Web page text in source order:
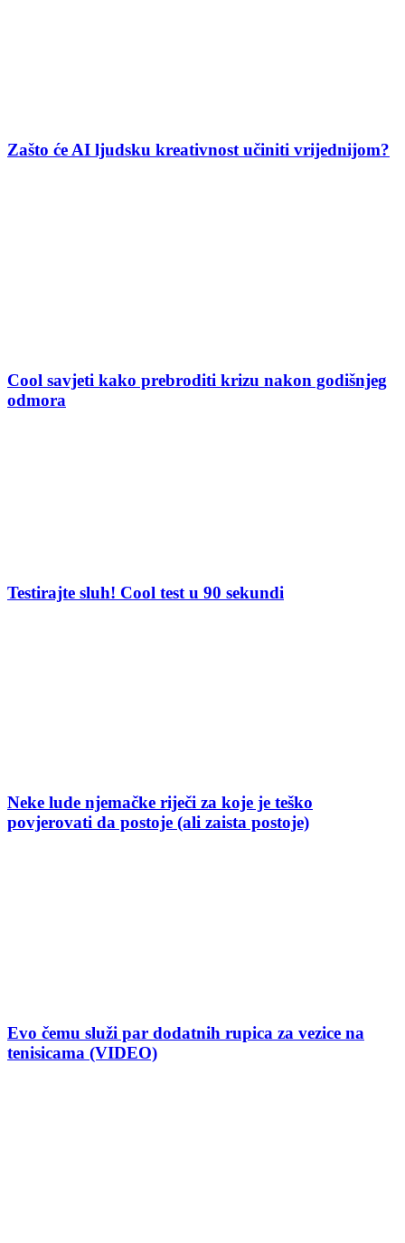
Zašto će AI ljudsku kreativnost učiniti vrijednijom?
Cool savjeti kako prebroditi krizu nakon godišnjeg
odmora
Testirajte sluh! Cool test u 90 sekundi
Neke lude njemačke riječi za koje je teško
povjerovati da postoje (ali zaista postoje)
Evo čemu služi par dodatnih rupica za vezice na
tenisicama (VIDEO)